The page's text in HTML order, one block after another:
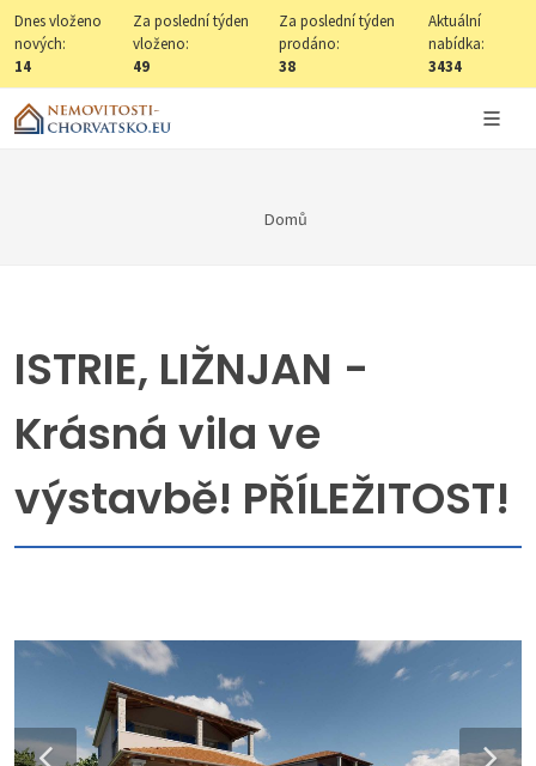
Dnes vloženo
nových:
14
Za poslední týden
vloženo:
49
Za poslední týden
prodáno:
38
Aktuální
nabídka:
3434
Domů
ISTRIE, LIŽNJAN -
Krásná vila ve
výstavbě! PŘÍLEŽITOST!